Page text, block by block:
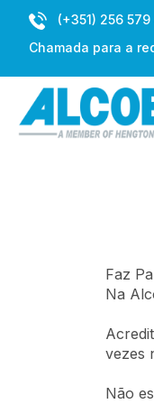
(+351) 256
Chamada para a
Faz
Na
vezes
Não